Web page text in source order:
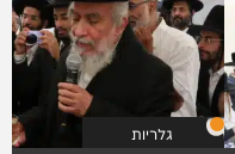
גלריות